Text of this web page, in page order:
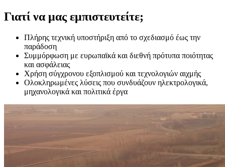
Γιατί να μας εμπιστευτείτε;
Πλήρης τεχνική υποστήριξη από το σχεδιασμό έως την
παράδοση
Συμμόρφωση με ευρωπαϊκά και διεθνή πρότυπα ποιότητας
και ασφάλειας
Χρήση σύγχρονου εξοπλισμού και τεχνολογιών αιχμής
Ολοκληρωμένες λύσεις που συνδυάζουν ηλεκτρολογικά,
μηχανολογικά και πολιτικά έργα